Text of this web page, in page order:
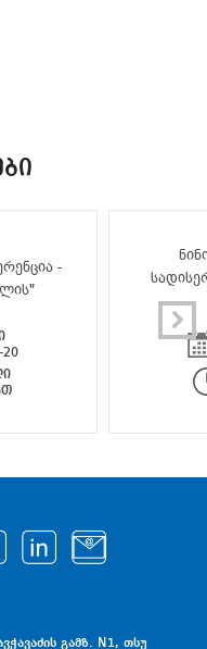
-
20
გამზ. N1, თსუ